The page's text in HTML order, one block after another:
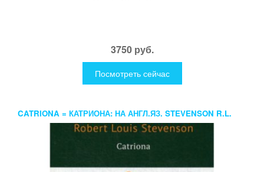
3750 руб.
Посмотреть сейчас
CATRIONA = КАТРИОНА: НА АНГЛ.ЯЗ. STEVENSON R.L.